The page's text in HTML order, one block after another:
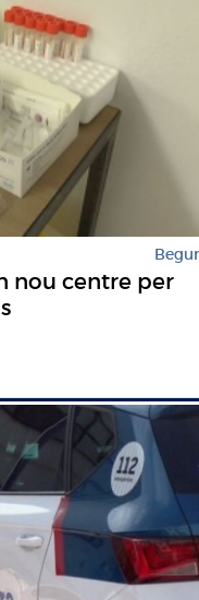
Begur
nou centre per